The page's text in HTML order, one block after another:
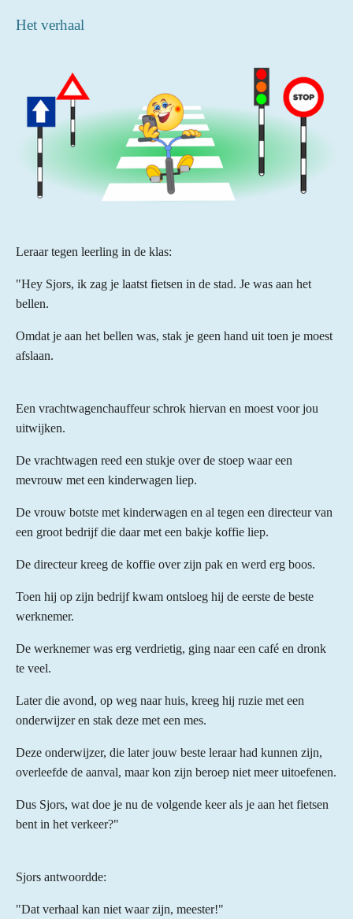
Het verhaal
Leraar tegen leerling in de klas:
"Hey Sjors, ik zag je laatst fietsen in de stad. Je was aan het
bellen.
Omdat je aan het bellen was, stak je geen hand uit toen je moest
afslaan.
Een vrachtwagenchauffeur schrok hiervan en moest voor jou
uitwijken.
De vrachtwagen reed een stukje over de stoep waar een
mevrouw met een kinderwagen liep.
De vrouw botste met kinderwagen en al tegen een directeur van
een groot bedrijf die daar met een bakje koffie liep.
De directeur kreeg de koffie over zijn pak en werd erg boos.
Toen hij op zijn bedrijf kwam ontsloeg hij de eerste de beste
werknemer.
De werknemer was erg verdrietig, ging naar een café en dronk
te veel.
Later die avond, op weg naar huis, kreeg hij ruzie met een
onderwijzer en stak deze met een mes.
Deze onderwijzer, die later jouw beste leraar had kunnen zijn,
overleefde de aanval, maar kon zijn beroep niet meer uitoefenen.
Dus Sjors, wat doe je nu de volgende keer als je aan het fietsen
bent in het verkeer?"
Sjors antwoordde:
"Dat verhaal kan niet waar zijn, meester!"